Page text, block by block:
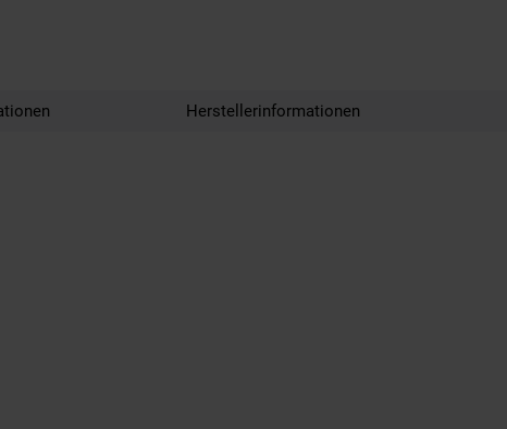
Herstellerinformationen